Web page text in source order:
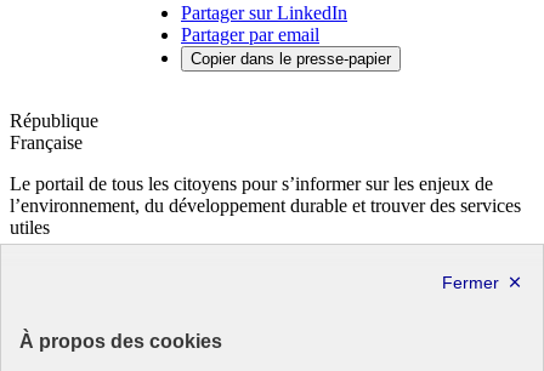
À propos des cookies
Partager sur LinkedIn
Partager par email
Copier dans le presse-papier
République
Française
Le portail de tous les citoyens pour s’informer sur les enjeux de
l’environnement, du développement durable et trouver des services
utiles
data.gouv.fr- ouvre une nouvelle fenêtre